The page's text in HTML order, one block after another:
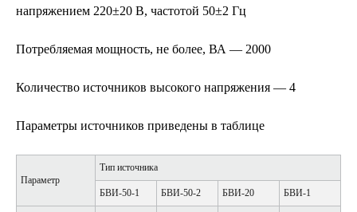
напряжением 220±20 В, частотой 50±2 Гц
Потребляемая мощность, не более, ВА — 2000
Количество источников высокого напряжения — 4
Параметры источников приведены в таблице
Параметр
Тип источника
БВИ-50-1 БВИ-50-2 БВИ-20 БВИ-1